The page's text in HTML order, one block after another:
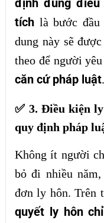
định đúng
tíchlà bước đầu
dung này sẽ
theo để người
căn cứ pháp luật.
✅ 3. Điều kiện
quy định pháp
Không ít người
bỏ đi nhiều
đơn ly hôn. Trên
quyết ly hôn